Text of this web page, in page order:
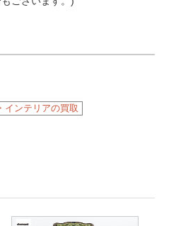
インテリアの買取